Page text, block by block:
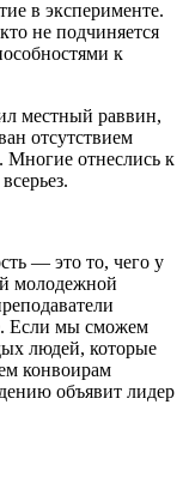
в эксперименте.
не подчиняется
к
местный раввин,
отсутствием
Многие отнеслись к
— это то, чего у
молодежной
Если мы сможем
людей, которые
конвоирам
объявит лидер